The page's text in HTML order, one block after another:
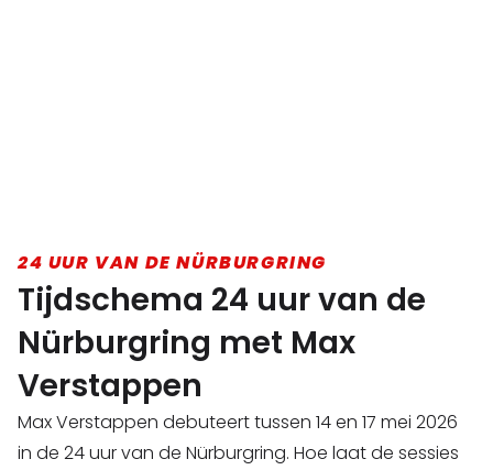
24 UUR VAN DE NÜRBURGRING
Tijdschema 24 uur van de
Nürburgring met Max
Verstappen
Max Verstappen debuteert tussen 14 en 17 mei 2026
in de 24 uur van de Nürburgring. Hoe laat de sessies